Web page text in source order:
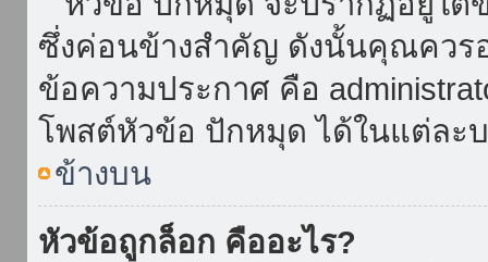
ซึ่งค่อนข้างสำคัญ ดังนั้นคุณควร
ข้อความประกาศ คือ
โพสต์หัวข้อ ปักหมุด ได้ในแต่ละ
ข้างบน
หัวข้อถูกล็อก คืออะไร?